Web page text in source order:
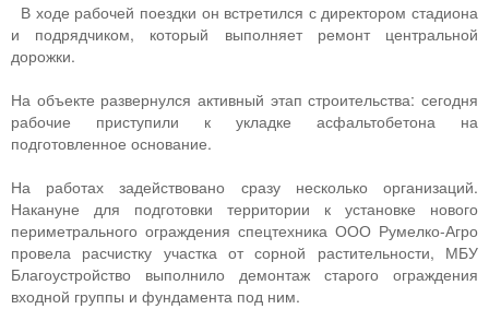
В ходе рабочей поездки он встретился с директором стадиона
и подрядчиком, который выполняет ремонт центральной
дорожки.
На объекте развернулся активный этап строительства: сегодня
рабочие приступили к укладке асфальтобетона на
подготовленное основание.
На работах задействовано сразу несколько организаций.
Накануне для подготовки территории к установке нового
периметрального ограждения спецтехника ООО Румелко-Агро
провела расчистку участка от сорной растительности, МБУ
Благоустройство выполнило демонтаж старого ограждения
входной группы и фундамента под ним.